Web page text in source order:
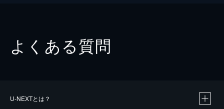
よくある質問
U-NEXTとは？